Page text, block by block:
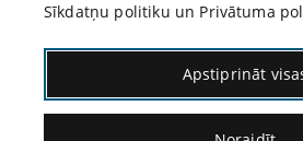
Sīkdatņu politiku un Privātuma
Apstiprināt
cienījamie